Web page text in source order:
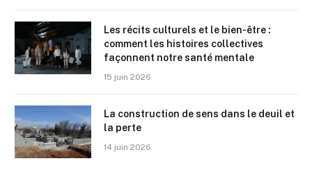
Les récits culturels et le bien-être :
comment les histoires collectives
façonnent notre santé mentale
15 juin 2026
La construction de sens dans le deuil et
la perte
14 juin 2026